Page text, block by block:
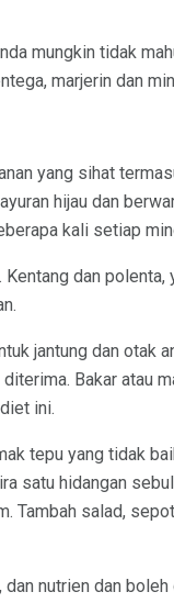
mungkin tidak
marjerin dan
yang sihat
hijau dan
kali setiap
dan polenta,
jantung dan otak
Bakar atau
ini.
tepu yang tidak
satu hidangan
Tambah salad,
nutrien dan boleh